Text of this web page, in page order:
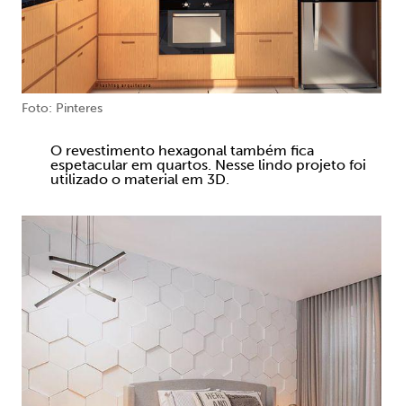
Foto: Pinteres
O revestimento hexagonal também fica
espetacular em quartos. Nesse lindo projeto foi
utilizado o material em 3D.